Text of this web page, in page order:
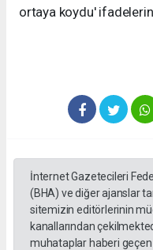
ortaya koydu'
İnternet Gazetecileri
(BHA) ve diğer ajanslar
sitemizin editörlerinin
kanallarından
muhataplar haberi